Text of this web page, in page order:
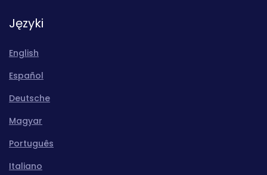
Języki
English
Español
Deutsche
Magyar
Português
Italiano